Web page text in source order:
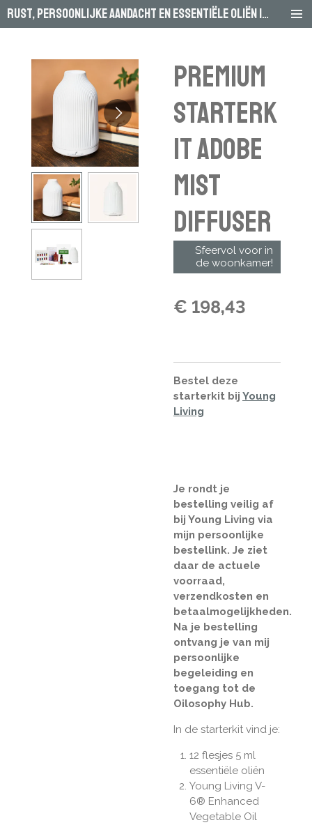
Ga
direct
hoofdinhoud
Rust, persoonlijke aandacht en essentiële oliën in Arnhem
Premium
Starterk
it Adobe
Mist
Diffuser
Sfeervol voor in
de woonkamer!
€ 198,43
Bestel deze
starterkit bij Young
Living
Je rondt je
bestelling veilig af
bij Young Living via
mijn persoonlijke
bestellink. Je ziet
daar de actuele
voorraad,
verzendkosten en
betaalmogelijkheden.
Na je bestelling
ontvang je van mij
persoonlijke
begeleiding en
toegang tot de
Oilosophy Hub.
In de starterkit vind je:
12 flesjes 5 ml
essentiële oliën
Young Living V-
6® Enhanced
Vegetable Oil